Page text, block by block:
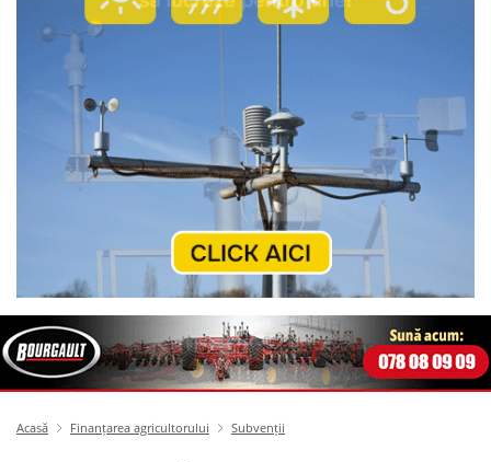
Acasă Finanțarea agricultorului Subvenții